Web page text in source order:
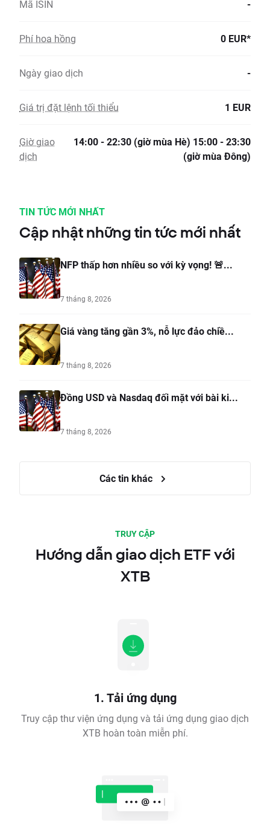
Mã ISIN -
Phí hoa hồng 0 EUR*
Ngày giao dịch -
Giá trị đặt lệnh tối thiểu 1 EUR
Giờ giao
dịch
14:00 - 22:30 (giờ mùa Hè) 15:00 - 23:30
(giờ mùa Đông)
TIN TỨC MỚI NHẤT
Cập nhật những tin tức mới nhất
NFP thấp hơn nhiều so với kỳ vọng! 🚨...
7 tháng 8, 2026
Giá vàng tăng gần 3%, nỗ lực đảo chiề...
7 tháng 8, 2026
Đồng USD và Nasdaq đối mặt với bài ki...
7 tháng 8, 2026
Các tin khác
TRUY CẬP
Hướng dẫn giao dịch ETF với
XTB
1. Tải ứng dụng
Truy cập thư viện ứng dụng và tải ứng dụng giao dịch
XTB hoàn toàn miễn phí.